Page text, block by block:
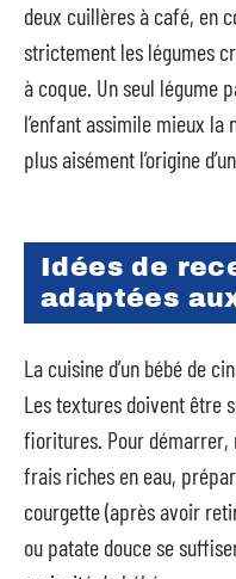
deux cuillères à café, en
strictement les légumes
à coque. Un seul légume
l’enfant assimile mieux
plus aisément l’origine
Idées de
adaptées
La cuisine d’un bébé de
Les textures doivent être
fioritures. Pour démarrer,
frais riches en eau,
courgette (après avoir
ou patate douce se